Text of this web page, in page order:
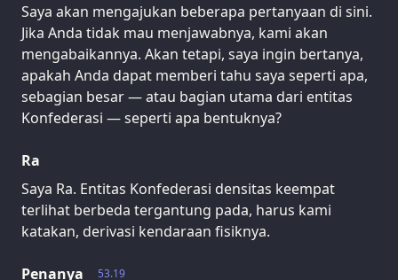
Saya akan mengajukan beberapa pertanyaan di sini.
Jika Anda tidak mau menjawabnya, kami akan
mengabaikannya. Akan tetapi, saya ingin bertanya,
apakah Anda dapat memberi tahu saya seperti apa,
sebagian besar — atau bagian utama dari entitas
Konfederasi — seperti apa bentuknya?
Ra
Saya Ra. Entitas Konfederasi densitas keempat
terlihat berbeda tergantung pada, harus kami
katakan, derivasi kendaraan fisiknya.
53.19
Penanya